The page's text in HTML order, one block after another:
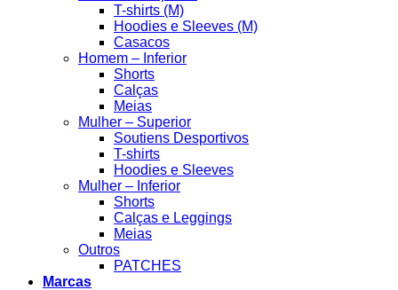
T-shirts (M)
Hoodies e Sleeves (M)
Casacos
Homem – Inferior
Shorts
Calças
Meias
Mulher – Superior
Soutiens Desportivos
T-shirts
Hoodies e Sleeves
Mulher – Inferior
Shorts
Calças e Leggings
Meias
Outros
PATCHES
Marcas